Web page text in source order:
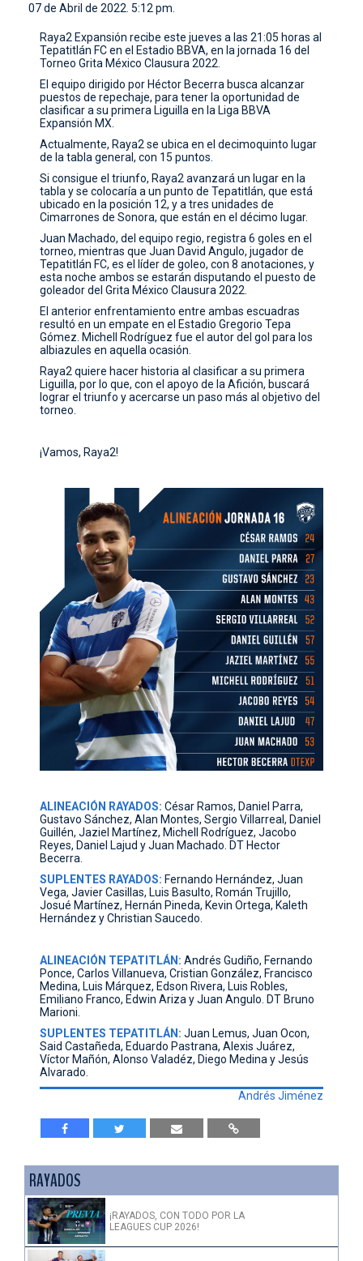
07 de Abril de 2022. 5:12 pm.
Raya2 Expansión recibe este jueves a las 21:05 horas al
Tepatitlán FC en el Estadio BBVA, en la jornada 16 del
Torneo Grita México Clausura 2022.
El equipo dirigido por Héctor Becerra busca alcanzar
puestos de repechaje, para tener la oportunidad de
clasificar a su primera Liguilla en la Liga BBVA
Expansión MX.
Actualmente, Raya2 se ubica en el decimoquinto lugar
de la tabla general, con 15 puntos.
Si consigue el triunfo, Raya2 avanzará un lugar en la
tabla y se colocaría a un punto de Tepatitlán, que está
ubicado en la posición 12, y a tres unidades de
Cimarrones de Sonora, que están en el décimo lugar.
Juan Machado, del equipo regio, registra 6 goles en el
torneo, mientras que Juan David Angulo, jugador de
Tepatitlán FC, es el líder de goleo, con 8 anotaciones, y
esta noche ambos se estarán disputando el puesto de
goleador del Grita México Clausura 2022.
El anterior enfrentamiento entre ambas escuadras
resultó en un empate en el Estadio Gregorio Tepa
Gómez. Michell Rodríguez fue el autor del gol para los
albiazules en aquella ocasión.
Raya2 quiere hacer historia al clasificar a su primera
Liguilla, por lo que, con el apoyo de la Afición, buscará
lograr el triunfo y acercarse un paso más al objetivo del
torneo.
¡Vamos, Raya2!
ALINEACIÓN RAYADOS: César Ramos, Daniel Parra,
Gustavo Sánchez, Alan Montes, Sergio Villarreal, Daniel
Guillén, Jaziel Martínez, Michell Rodríguez, Jacobo
Reyes, Daniel Lajud y Juan Machado. DT Hector
Becerra.
SUPLENTES RAYADOS: Fernando Hernández, Juan
Vega, Javier Casillas, Luis Basulto, Román Trujillo,
Josué Martínez, Hernán Pineda, Kevin Ortega, Kaleth
Hernández y Christian Saucedo.
ALINEACIÓN TEPATITLÁN: Andrés Gudiño, Fernando
Ponce, Carlos Villanueva, Cristian González, Francisco
Medina, Luis Márquez, Edson Rivera, Luis Robles,
Emiliano Franco, Edwin Ariza y Juan Angulo. DT Bruno
Marioni.
SUPLENTES TEPATITLÁN: Juan Lemus, Juan Ocon,
Said Castañeda, Eduardo Pastrana, Alexis Juárez,
Víctor Mañón, Alonso Valadéz, Diego Medina y Jesús
Alvarado.
Andrés Jiménez
RAYADOS
¡RAYADOS, CON TODO POR LA
LEAGUES CUP 2026!